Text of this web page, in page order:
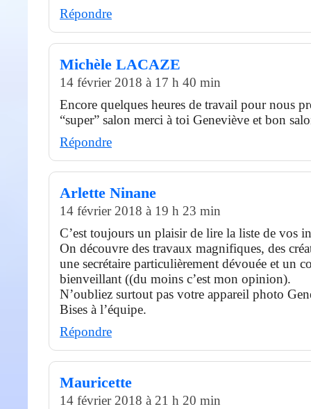
Répondre
Michèle LACAZE
14 février 2018 à 17 h 40 min
Encore quelques heures de travail pour nous
“super” salon merci à toi Geneviève et bon
Répondre
Arlette Ninane
14 février 2018 à 19 h 23 min
C’est toujours un plaisir de lire la liste de vos
On découvre des travaux magnifiques, des
une secrétaire particulièrement dévouée et un
bienveillant ((du moins c’est mon opinion).
N’oubliez surtout pas votre appareil photo
Bises à l’équipe.
Répondre
Mauricette
14 février 2018 à 21 h 20 min